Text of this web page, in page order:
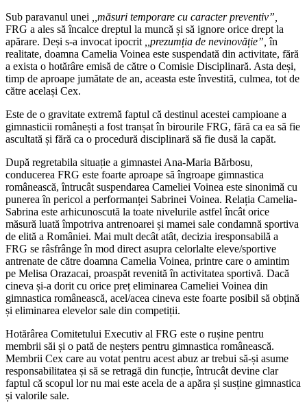
Sub paravanul unei
,,măsuri temporare cu caracter preventiv”,
FRG a ales să încalce dreptul la muncă și să ignore orice drept la
apărare. Deși s-a invocat ipocrit
,,prezumția de nevinovăție”, în
realitate, doamna Camelia Voinea este suspendată din activitate, fără
a exista o hotărâre emisă de către o Comisie Disciplinară. Asta deși,
timp de aproape jumătate de an, aceasta este învestită, culmea, tot de
către același Cex.
Este de o gravitate extremă faptul că destinul acestei campioane a
gimnasticii românești a fost tranșat în birourile FRG, fără ca ea să fie
ascultată și fără ca o procedură disciplinară să fie dusă la capăt.
După regretabila situație a gimnastei Ana-Maria Bărbosu,
conducerea FRG este foarte aproape să îngroape gimnastica
românească, întrucât suspendarea Cameliei Voinea este sinonimă cu
punerea în pericol a performanței Sabrinei Voinea. Relația Camelia-
Sabrina este arhicunoscută la toate nivelurile astfel încât orice
măsură luată împotriva antrenoarei și mamei sale condamnă sportiva
de elită a României. Mai mult decât atât, decizia iresponsabilă a
FRG se râsfrânge în mod direct asupra celorlalte eleve/sportive
antrenate de către doamna Camelia Voinea, printre care o amintim
pe Melisa Orazacai, proaspăt revenită în activitatea sportivă. Dacă
cineva și-a dorit cu orice preț eliminarea Cameliei Voinea din
gimnastica românească, acel/acea cineva este foarte posibil să obțină
și eliminarea elevelor sale din competiții.
Hotărârea Comitetului Executiv al FRG este o rușine pentru
membrii săi și o pată de neșters pentru gimnastica românească.
Membrii Cex care au votat pentru acest abuz ar trebui să-și asume
responsabilitatea și să se retragă din funcție, întrucât devine clar
faptul că scopul lor nu mai este acela de a apăra și susține gimnastica
și valorile sale.